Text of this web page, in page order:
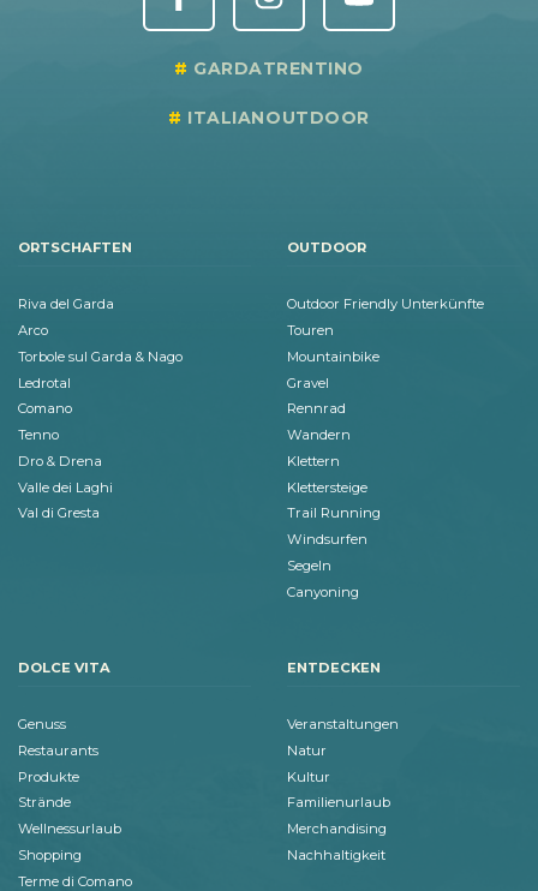
GARDATRENTINO
ITALIANOUTDOOR
ORTSCHAFTEN
Riva del Garda
Arco
Torbole sul Garda & Nago
Ledrotal
Comano
Tenno
Dro & Drena
Valle dei Laghi
Val di Gresta
OUTDOOR
Outdoor Friendly Unterkünfte
Touren
Mountainbike
Gravel
Rennrad
Wandern
Klettern
Klettersteige
Trail Running
Windsurfen
Segeln
Canyoning
DOLCE VITA
Genuss
Restaurants
Produkte
Strände
Wellnessurlaub
Shopping
Terme di Comano
ENTDECKEN
Veranstaltungen
Natur
Kultur
Familienurlaub
Merchandising
Nachhaltigkeit